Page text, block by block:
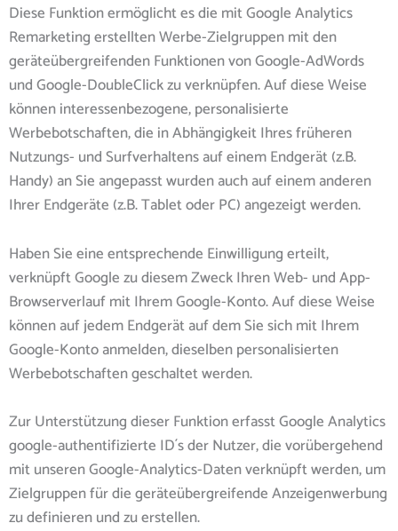
Diese Funktion ermöglicht es die mit Google Analytics
Remarketing erstellten Werbe-Zielgruppen mit den
geräteübergreifenden Funktionen von Google-AdWords
und Google-DoubleClick zu verknüpfen. Auf diese Weise
können interessenbezogene, personalisierte
Werbebotschaften, die in Abhängigkeit Ihres früheren
Nutzungs- und Surfverhaltens auf einem Endgerät (z.B.
Handy) an Sie angepasst wurden auch auf einem anderen
Ihrer Endgeräte (z.B. Tablet oder PC) angezeigt werden.
Haben Sie eine entsprechende Einwilligung erteilt,
verknüpft Google zu diesem Zweck Ihren Web- und App-
Browserverlauf mit Ihrem Google-Konto. Auf diese Weise
können auf jedem Endgerät auf dem Sie sich mit Ihrem
Google-Konto anmelden, dieselben personalisierten
Werbebotschaften geschaltet werden.
Zur Unterstützung dieser Funktion erfasst Google Analytics
google-authentifizierte ID´s der Nutzer, die vorübergehend
mit unseren Google-Analytics-Daten verknüpft werden, um
Zielgruppen für die geräteübergreifende Anzeigenwerbung
zu definieren und zu erstellen.